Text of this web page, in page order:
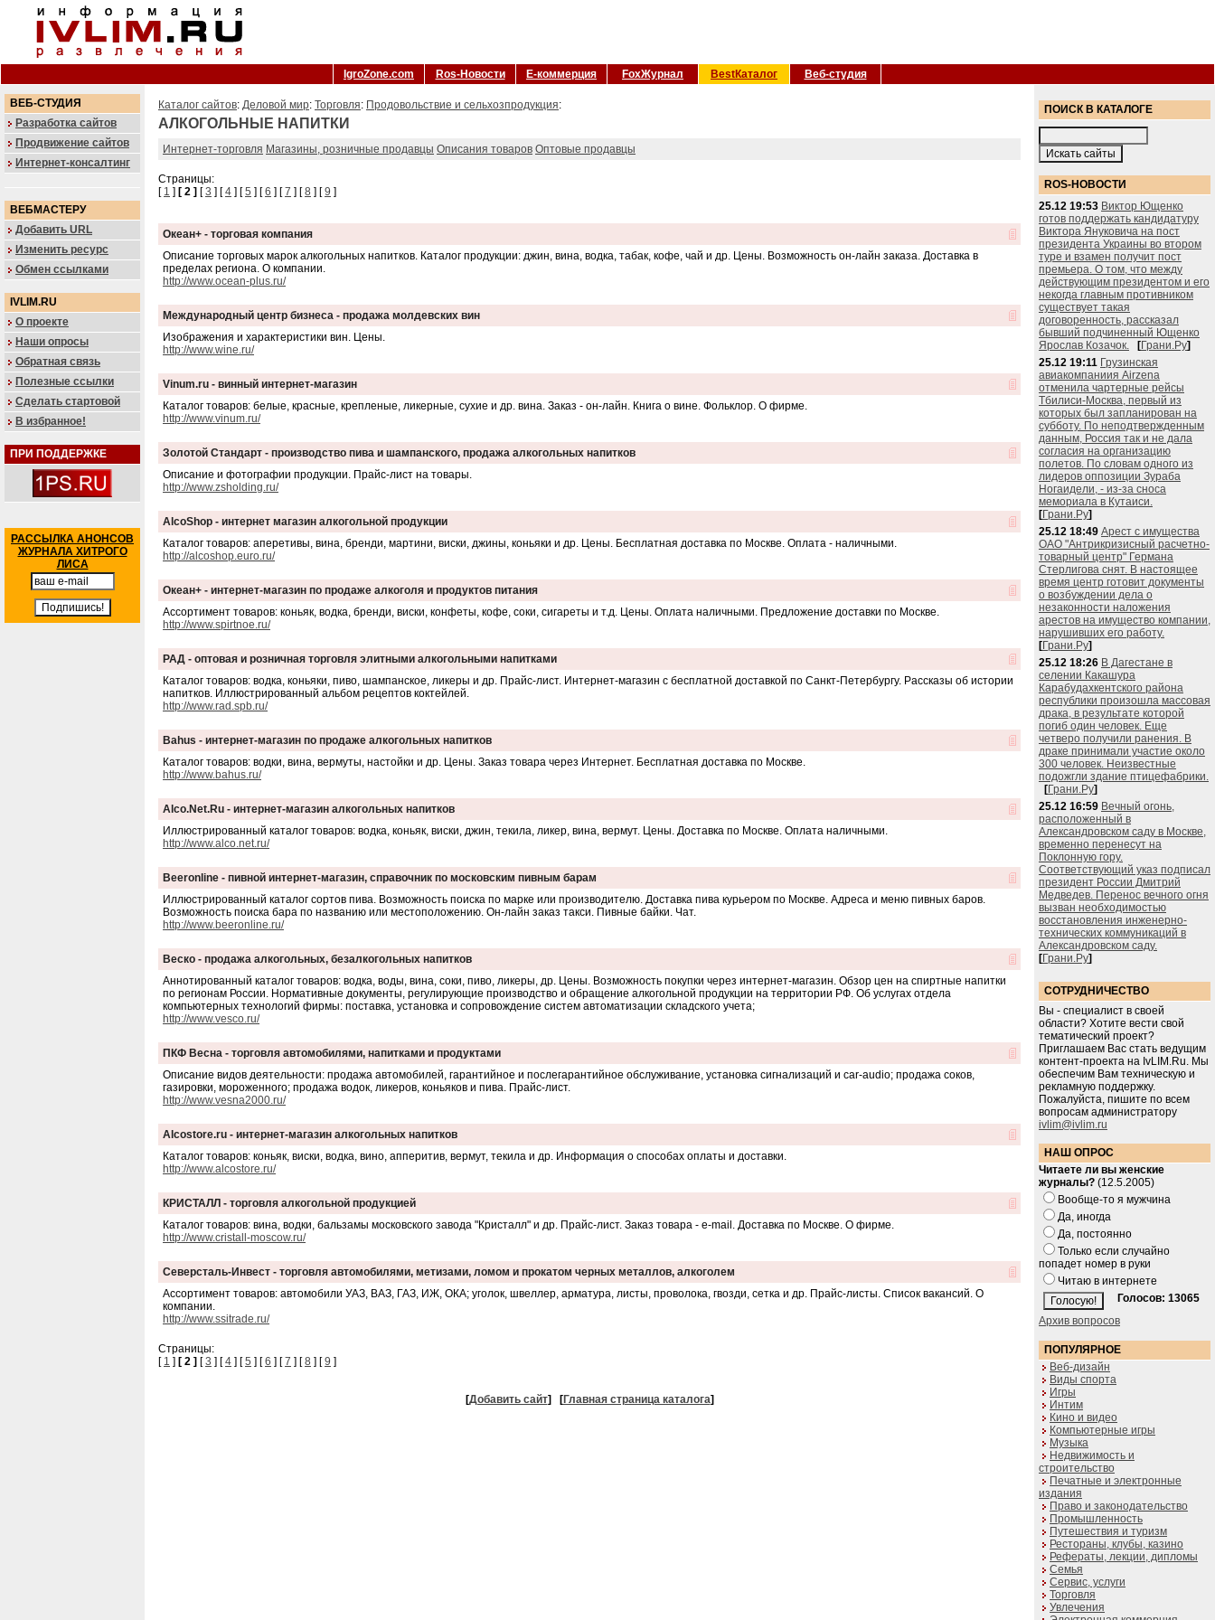
IgroZone.com Ros-Новости Е-коммерция FoxЖурнал BestКаталог Веб-студия
ВЕБ-СТУДИЯ
Разработка сайтов
Продвижение сайтов
Интернет-консалтинг
ВЕБМАСТЕРУ
Добавить URL
Изменить ресурс
Обмен ссылками
IVLIM.RU
О проекте
Наши опросы
Обратная связь
Полезные ссылки
Сделать стартовой
В избранное!
ПРИ ПОДДЕРЖКЕ
РАССЫЛКА АНОНСОВ
ЖУРНАЛА ХИТРОГО
ЛИСА
Каталог сайтов: Деловой мир: Торговля: Продовольствие и сельхозпродукция:
АЛКОГОЛЬНЫЕ НАПИТКИ
Интернет-торговля Магазины, розничные продавцы Описания товаров Оптовые продавцы
Страницы:
[ 1 ] [ 2 ] [3 ] [4 ] [5 ] [6 ] [7 ] [8 ] [9 ]
Океан+ - торговая компания
Описание торговых марок алкогольных напитков. Каталог продукции: джин, вина, водка, табак, кофе, чай и др. Цены. Возможность он-лайн заказа. Доставка в
пределах региона. О компании.
http://www.ocean-plus.ru/
Международный центр бизнеса - продажа молдевских вин
Изображения и характеристики вин. Цены.
http://www.wine.ru/
Vinum.ru - винный интернет-магазин
Каталог товаров: белые, красные, крепленые, ликерные, сухие и др. вина. Заказ - он-лайн. Книга о вине. Фольклор. О фирме.
http://www.vinum.ru/
Золотой Стандарт - производство пива и шампанского, продажа алкогольных напитков
Описание и фотографии продукции. Прайс-лист на товары.
http://www.zsholding.ru/
AlcoShop - интернет магазин алкогольной продукции
Каталог товаров: аперетивы, вина, бренди, мартини, виски, джины, коньяки и др. Цены. Бесплатная доставка по Москве. Оплата - наличными.
http://alcoshop.euro.ru/
Океан+ - интернет-магазин по продаже алкоголя и продуктов питания
Ассортимент товаров: коньяк, водка, бренди, виски, конфеты, кофе, соки, сигареты и т.д. Цены. Оплата наличными. Предложение доставки по Москве.
http://www.spirtnoe.ru/
РАД - оптовая и розничная торговля элитными алкогольными напитками
Каталог товаров: водка, коньяки, пиво, шампанское, ликеры и др. Прайс-лист. Интернет-магазин с бесплатной доставкой по Санкт-Петербургу. Рассказы об истории
напитков. Иллюстрированный альбом рецептов коктейлей.
http://www.rad.spb.ru/
Bahus - интернет-магазин по продаже алкогольных напитков
Каталог товаров: водки, вина, вермуты, настойки и др. Цены. Заказ товара через Интернет. Бесплатная доставка по Москве.
http://www.bahus.ru/
Alco.Net.Ru - интернет-магазин алкогольных напитков
Иллюстрированный каталог товаров: водка, коньяк, виски, джин, текила, ликер, вина, вермут. Цены. Доставка по Москве. Оплата наличными.
http://www.alco.net.ru/
Beeronline - пивной интернет-магазин, справочник по московским пивным барам
Иллюстрированный каталог сортов пива. Возможность поиска по марке или производителю. Доставка пива курьером по Москве. Адреса и меню пивных баров.
Возможность поиска бара по названию или местоположению. Он-лайн заказ такси. Пивные байки. Чат.
http://www.beeronline.ru/
Веско - продажа алкогольных, безалкогольных напитков
Аннотированный каталог товаров: водка, воды, вина, соки, пиво, ликеры, др. Цены. Возможность покупки через интернет-магазин. Обзор цен на спиртные напитки
по регионам России. Нормативные документы, регулирующие производство и обращение алкогольной продукции на территории РФ. Об услугах отдела
компьютерных технологий фирмы: поставка, установка и сопровождение систем автоматизации складского учета;
http://www.vesco.ru/
ПКФ Весна - торговля автомобилями, напитками и продуктами
Описание видов деятельности: продажа автомобилей, гарантийное и послегарантийное обслуживание, установка сигнализаций и car-audio; продажа соков,
газировки, мороженного; продажа водок, ликеров, коньяков и пива. Прайс-лист.
http://www.vesna2000.ru/
Alcostore.ru - интернет-магазин алкогольных напитков
Каталог товаров: коньяк, виски, водка, вино, апперитив, вермут, текила и др. Информация о способах оплаты и доставки.
http://www.alcostore.ru/
КРИСТАЛЛ - торговля алкогольной продукцией
Каталог товаров: вина, водки, бальзамы московского завода "Кристалл" и др. Прайс-лист. Заказ товара - e-mail. Доставка по Москве. О фирме.
http://www.cristall-moscow.ru/
Северсталь-Инвест - торговля автомобилями, метизами, ломом и прокатом черных металлов, алкоголем
Ассортимент товаров: автомобили УАЗ, ВАЗ, ГАЗ, ИЖ, ОКА; уголок, швеллер, арматура, листы, проволока, гвозди, сетка и др. Прайс-листы. Список вакансий. О
компании.
http://www.ssitrade.ru/
Страницы:
[ 1 ] [ 2 ] [3 ] [4 ] [5 ] [6 ] [7 ] [8 ] [9 ]
[Добавить сайт] [Главная страница каталога]
ПОИСК В КАТАЛОГЕ
ROS-НОВОСТИ
25.12 19:53 Виктор Ющенко
готов поддержать кандидатуру
Виктора Януковича на пост
президента Украины во втором
туре и взамен получит пост
премьера. О том, что между
действующим президентом и его
некогда главным противником
существует такая
договоренность, рассказал
бывший подчиненный Ющенко
Ярослав Козачок.
[Грани.Ру]
25.12 19:11 Грузинская
авиакомпаниия Airzena
отменила чартерные рейсы
Тбилиси-Москва, первый из
которых был запланирован на
субботу. По неподтвержденным
данным, Россия так и не дала
согласия на организацию
полетов. По словам одного из
лидеров оппозиции Зураба
Ногаидели, - из-за сноса
мемориала в Кутаиси.
[Грани.Ру]
25.12 18:49 Арест с имущества
ОАО "Антрикризисный расчетно-
товарный центр" Германа
Стерлигова снят. В настоящее
время центр готовит документы
о возбуждении дела о
незаконности наложения
арестов на имущество компании,
нарушивших его работу.
[Грани.Ру]
25.12 18:26 В Дагестане в
селении Какашура
Карабудахкентского района
республики произошла массовая
драка, в результате которой
погиб один человек. Еще
четверо получили ранения. В
драке принимали участие около
300 человек. Неизвестные
подожгли здание птицефабрики.
[Грани.Ру]
25.12 16:59 Вечный огонь,
расположенный в
Александровском саду в Москве,
временно перенесут на
Поклонную гору.
Соответствующий указ подписал
президент России Дмитрий
Медведев. Перенос вечного огня
вызван необходимостью
восстановления инженерно-
технических коммуникаций в
Александровском саду.
[Грани.Ру]
СОТРУДНИЧЕСТВО
Вы - специалист в своей
области? Хотите вести свой
тематический проект?
Приглашаем Вас стать ведущим
контент-проекта на IvLIM.Ru. Мы
обеспечим Вам техническую и
рекламную поддержку.
Пожалуйста, пишите по всем
вопросам администратору
ivlim@ivlim.ru
НАШ ОПРОС
Читаете ли вы женские
журналы? (12.5.2005)
Вообще-то я мужчина
Да, иногда
Да, постоянно
Только если случайно
попадет номер в руки
Читаю в интернете
Голосов: 13065
Архив вопросов
ПОПУЛЯРНОЕ
Веб-дизайн
Виды спорта
Игры
Интим
Кино и видео
Компьютерные игры
Музыка
Недвижимость и
строительство
Печатные и электронные
издания
Право и законодательство
Промышленность
Путешествия и туризм
Рестораны, клубы, казино
Рефераты, лекции, дипломы
Семья
Сервис, услуги
Торговля
Увлечения